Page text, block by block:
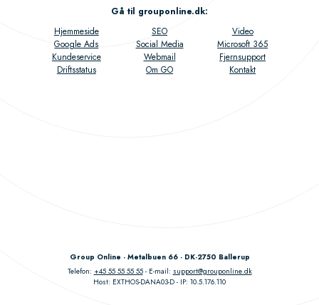
Gå til grouponline.dk:
Hjemmeside
SEO
Video
Google Ads
Social Media
Microsoft 365
Kundeservice
Webmail
Fjernsupport
Driftsstatus
Om GO Kontakt
Group Online - Metalbuen 66 - DK-2750 Ballerup
Telefon: +45 55 55 55 55 E-mail: support@grouponline.dk
Host: EXTHOS-DANA03-D IP: 10.5.176.110